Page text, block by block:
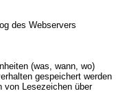
des Webservers
(was, wann, wo)
gespeichert werden
von Lesezeichen über